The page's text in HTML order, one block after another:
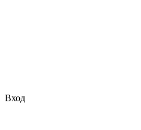
Вход